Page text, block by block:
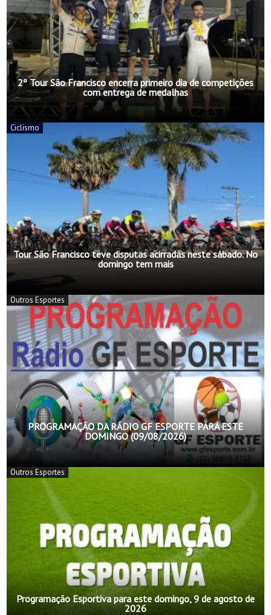
2º Tour São Francisco encerra primeiro dia de competições
com entrega de medalhas
Ciclismo
Tour São Francisco teve disputas acirradas neste sábado. No
domingo tem mais
Outros Esportes
PROGRAMAÇÃO DA RÁDIO GF ESPORTE PARA ESTE
DOMINGO (09/08/2026)
Outros Esportes
Programação Esportiva para este domingo, 9 de agosto de
2026